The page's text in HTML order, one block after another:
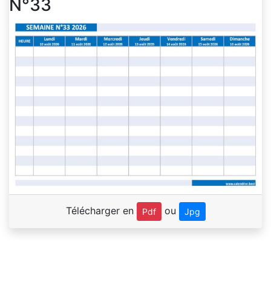
N°33
Télécharger en Pdf ou Jpg